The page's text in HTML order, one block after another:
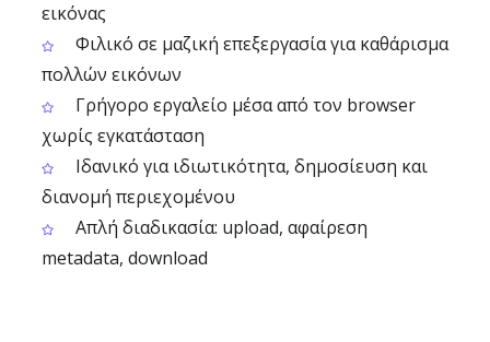
εικόνας
Φιλικό σε μαζική επεξεργασία για καθάρισμα
πολλών εικόνων
Γρήγορο εργαλείο μέσα από τον browser
χωρίς εγκατάσταση
Ιδανικό για ιδιωτικότητα, δημοσίευση και
διανομή περιεχομένου
Απλή διαδικασία: upload, αφαίρεση
metadata, download